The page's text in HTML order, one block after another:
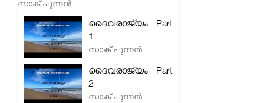
സാക് പുന്നൻ
ദൈവരാജ്യം - Part
1
സാക് പുന്നൻ
ദൈവരാജ്യം - Part
2
സാക് പുന്നൻ